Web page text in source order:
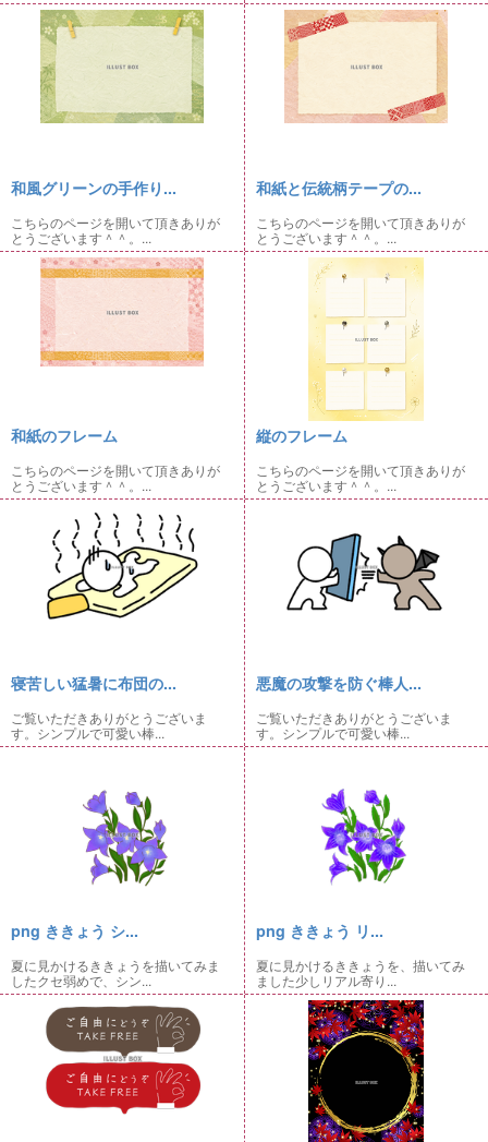
和風グリーンの手作り...
こちらのページを開いて頂きありが
とうございます＾＾。...
和紙と伝統柄テープの...
こちらのページを開いて頂きありが
とうございます＾＾。...
和紙のフレーム
こちらのページを開いて頂きありが
とうございます＾＾。...
縦のフレーム
こちらのページを開いて頂きありが
とうございます＾＾。...
寝苦しい猛暑に布団の...
ご覧いただきありがとうございま
す。シンプルで可愛い棒...
悪魔の攻撃を防ぐ棒人...
ご覧いただきありがとうございま
す。シンプルで可愛い棒...
png ききょう シ...
夏に見かけるききょうを描いてみま
したクセ弱めで、シン...
png ききょう リ...
夏に見かけるききょうを、描いてみ
ました少しリアル寄り...